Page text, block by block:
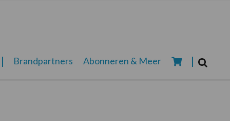
Brandpartners Abonneren & Meer